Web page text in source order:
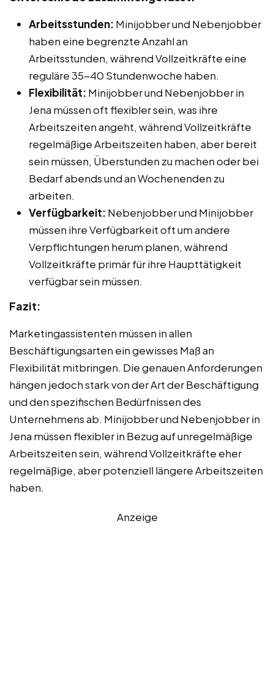
Arbeitsstunden: Minijobber und Nebenjobber
haben eine begrenzte Anzahl an
Arbeitsstunden, während Vollzeitkräfte eine
reguläre 35-40 Stundenwoche haben.
Flexibilität: Minijobber und Nebenjobber in
Jena müssen oft flexibler sein, was ihre
Arbeitszeiten angeht, während Vollzeitkräfte
regelmäßige Arbeitszeiten haben, aber bereit
sein müssen, Überstunden zu machen oder bei
Bedarf abends und an Wochenenden zu
arbeiten.
Verfügbarkeit: Nebenjobber und Minijobber
müssen ihre Verfügbarkeit oft um andere
Verpflichtungen herum planen, während
Vollzeitkräfte primär für ihre Haupttätigkeit
verfügbar sein müssen.
Fazit:
Marketingassistenten müssen in allen
Beschäftigungsarten ein gewisses Maß an
Flexibilität mitbringen. Die genauen Anforderungen
hängen jedoch stark von der Art der Beschäftigung
und den spezifischen Bedürfnissen des
Unternehmens ab. Minijobber und Nebenjobber in
Jena müssen flexibler in Bezug auf unregelmäßige
Arbeitszeiten sein, während Vollzeitkräfte eher
regelmäßige, aber potenziell längere Arbeitszeiten
haben.
Anzeige